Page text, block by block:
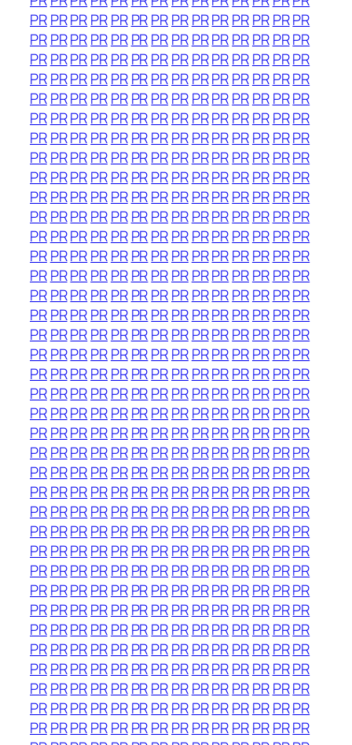
PRPRPRPRPR PRPRPRPRPRPRPR PRPR
PRPRPRPRPR PRPRPRPRPRPRPR PRPR
PRPRPRPRPR PRPRPRPRPRPRPR PRPR
PRPRPRPRPR PRPRPRPRPRPRPR PRPR
PRPRPRPRPR PRPRPRPRPRPRPR PRPR
PRPRPRPRPR PRPRPRPRPRPRPR PRPR
PRPRPRPRPR PRPRPRPRPRPRPR PRPR
PRPRPRPRPR PRPRPRPRPRPRPR PRPR
PRPRPRPRPR PRPRPRPRPRPRPR PRPR
PRPRPRPRPR PRPRPRPRPRPRPR PRPR
PRPRPRPRPR PRPRPRPRPRPRPR PRPR
PRPRPRPRPR PRPRPRPRPRPRPR PRPR
PRPRPRPRPR PRPRPRPRPRPRPR PRPR
PRPRPRPRPR PRPRPRPRPRPRPR PRPR
PRPRPRPRPR PRPRPRPRPRPRPR PRPR
PRPRPRPRPR PRPRPRPRPRPRPR PRPR
PRPRPRPRPR PRPRPRPRPRPRPR PRPR
PRPRPRPRPR PRPRPRPRPRPRPR PRPR
PRPRPRPRPR PRPRPRPRPRPRPR PRPR
PRPRPRPRPR PRPRPRPRPRPRPR PRPR
PRPRPRPRPR PRPRPRPRPRPRPR PRPR
PRPRPRPRPR PRPRPRPRPRPRPR PRPR
PRPRPRPRPR PRPRPRPRPRPRPR PRPR
PRPRPRPRPR PRPRPRPRPRPRPR PRPR
PRPRPRPRPR PRPRPRPRPRPRPR PRPR
PRPRPRPRPR PRPRPRPRPRPRPR PRPR
PRPRPRPRPR PRPRPRPRPRPRPR PRPR
PRPRPRPRPR PRPRPRPRPRPRPR PRPR
PRPRPRPRPR PRPRPRPRPRPRPR PRPR
PRPRPRPRPR PRPRPRPRPRPRPR PRPR
PRPRPRPRPR PRPRPRPRPRPRPR PRPR
PRPRPRPRPR PRPRPRPRPRPRPR PRPR
PRPRPRPRPR PRPRPRPRPRPRPR PRPR
PRPRPRPRPR PRPRPRPRPRPRPR PRPR
PRPRPRPRPR PRPRPRPRPRPRPR PRPR
PRPRPRPRPR PRPRPRPRPRPRPR PRPR
PRPRPRPRPR PRPRPRPRPRPRPR PRPR